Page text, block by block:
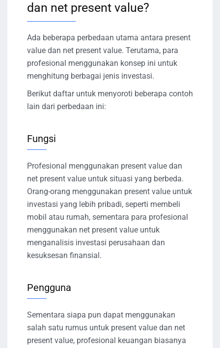
dan net present value?
Ada beberapa perbedaan utama antara present
value dan net present value. Terutama, para
profesional menggunakan konsep ini untuk
menghitung berbagai jenis investasi.
Berikut daftar untuk menyoroti beberapa contoh
lain dari perbedaan ini:
Fungsi
Profesional menggunakan present value dan
net present value untuk situasi yang berbeda.
Orang-orang menggunakan present value untuk
investasi yang lebih pribadi, seperti membeli
mobil atau rumah, sementara para profesional
menggunakan net present value untuk
menganalisis investasi perusahaan dan
kesuksesan finansial.
Pengguna
Sementara siapa pun dapat menggunakan
salah satu rumus untuk present value dan net
present value, profesional keuangan biasanya